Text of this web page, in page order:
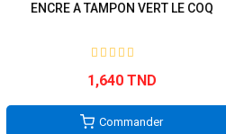
ENCRE A TAMPON VERT LE COQ
1,640 TND
Commander